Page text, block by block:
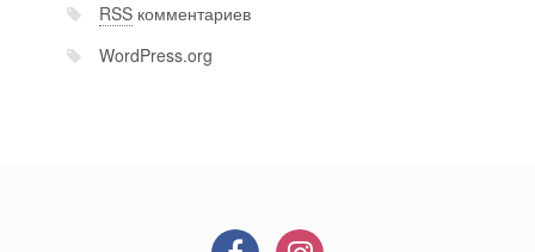
RSS комментариев
WordPress.org